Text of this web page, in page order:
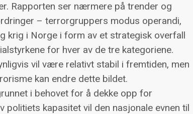
Rapporten ser nærmere på trender og
– terrorgruppers modus operandi,
krig i Norge i form av et strategisk overfall
for hver av de tre kategoriene.
vil være relativt stabil i fremtiden, men
kan endre dette bildet.
i behovet for å dekke opp for
politiets kapasitet vil den nasjonale evnen til